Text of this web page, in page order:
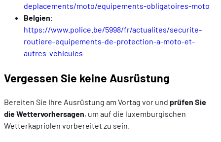
deplacements/moto/equipements-obligatoires-moto
Belgien:
https://www.police.be/5998/fr/actualites/securite-
routiere-equipements-de-protection-a-moto-et-
autres-vehicules
Vergessen Sie keine Ausrüstung
Bereiten Sie Ihre Ausrüstung am Vortag vor und prüfen Sie
die Wettervorhersagen, um auf die luxemburgischen
Wetterkapriolen vorbereitet zu sein.